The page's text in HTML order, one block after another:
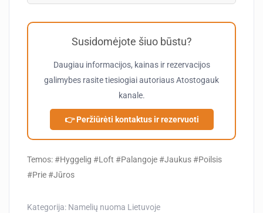
Susidomėjote šiuo būstu?
Daugiau informacijos, kainas ir rezervacijos
galimybes rasite tiesiogiai autoriausAtostogauk
kanale.
👉 Peržiūrėti kontaktus ir rezervuoti
Temos: #Hyggelig #Loft #Palangoje #Jaukus #Poilsis
#Prie #Jūros
Kategorija: Namelių nuoma Lietuvoje